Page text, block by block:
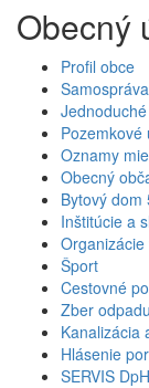
Obecný
Profil obce
Pozemkové
Oznamy
Obecný
Bytový dom
Inštitúcie a
Organizácie
Šport
Cestovné
Zber odpadu
Kanalizácia
Hlásenie
SERVIS